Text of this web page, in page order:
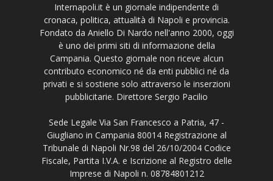
Internapoli.it è un giornale indipendente di
cronaca, politica, attualità di Napoli e provincia.
Fondato da Aniello Di Nardo nell'anno 2000, oggi
è uno dei primi siti di informazione della
Campania. Questo giornale non riceve alcun
contributo economico né da enti pubblici né da
privati e si sostiene solo attraverso le inserzioni
pubblicitarie. Direttore Sergio Pacilio
Sede Legale Via San Francesco a Patria, 47 -
Giugliano in Campania 80014 Registrazione al
Tribunale di Napoli Nr.98 del 26/10/2004 Codice
Fiscale, Partita I.V.A. e Iscrizione al Registro delle
Imprese di Napoli n. 08784801212